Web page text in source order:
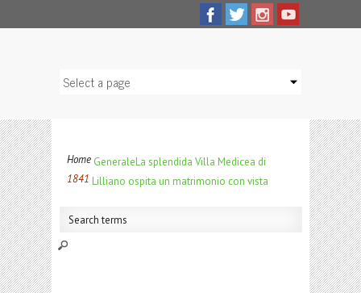
Home GeneraleLa splendida Villa Medicea di
Lilliano ospita un matrimonio con vista
1841